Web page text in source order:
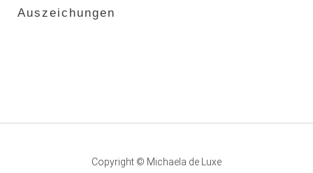
Auszeichungen
Copyright © Michaela de Luxe